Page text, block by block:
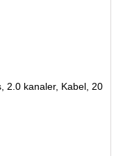
2.0 kanaler, Kabel, 20